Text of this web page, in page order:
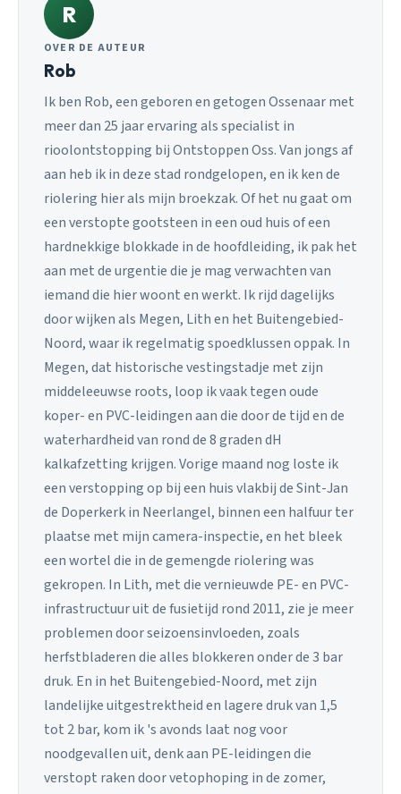
R
OVER DE AUTEUR
Rob
Ik ben Rob, een geboren en getogen Ossenaar met
meer dan 25 jaar ervaring als specialist in
rioolontstopping bij Ontstoppen Oss. Van jongs af
aan heb ik in deze stad rondgelopen, en ik ken de
riolering hier als mijn broekzak. Of het nu gaat om
een verstopte gootsteen in een oud huis of een
hardnekkige blokkade in de hoofdleiding, ik pak het
aan met de urgentie die je mag verwachten van
iemand die hier woont en werkt. Ik rijd dagelijks
door wijken als Megen, Lith en het Buitengebied-
Noord, waar ik regelmatig spoedklussen oppak. In
Megen, dat historische vestingstadje met zijn
middeleeuwse roots, loop ik vaak tegen oude
koper- en PVC-leidingen aan die door de tijd en de
waterhardheid van rond de 8 graden dH
kalkafzetting krijgen. Vorige maand nog loste ik
een verstopping op bij een huis vlakbij de Sint-Jan
de Doperkerk in Neerlangel, binnen een halfuur ter
plaatse met mijn camera-inspectie, en het bleek
een wortel die in de gemengde riolering was
gekropen. In Lith, met die vernieuwde PE- en PVC-
infrastructuur uit de fusietijd rond 2011, zie je meer
problemen door seizoensinvloeden, zoals
herfstbladeren die alles blokkeren onder de 3 bar
druk. En in het Buitengebied-Noord, met zijn
landelijke uitgestrektheid en lagere druk van 1,5
tot 2 bar, kom ik 's avonds laat nog voor
noodgevallen uit, denk aan PE-leidingen die
verstopt raken door vetophoping in de zomer,